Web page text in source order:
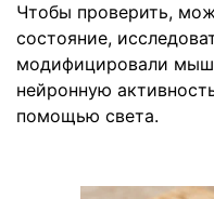
Чтобы проверить,
состояние,
модифицировали
нейронную
помощью света.